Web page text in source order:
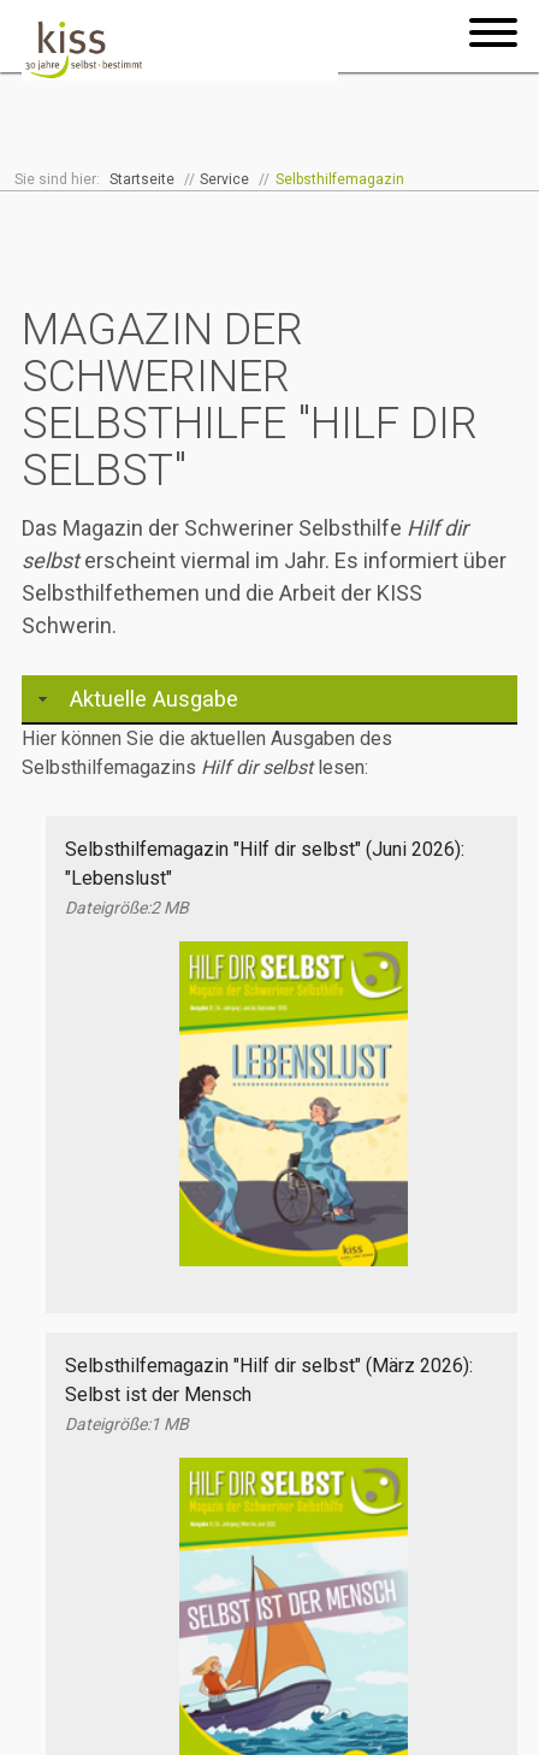
Sie sind hier: Startseite // Service // Selbsthilfemagazin
MAGAZIN DER
SCHWERINER
SELBSTHILFE "HILF DIR
SELBST"
Das Magazin der Schweriner Selbsthilfe Hilf dir
selbsterscheint viermal im Jahr. Es informiert über
Selbsthilfethemen und die Arbeit der KISS
Schwerin.
Aktuelle Ausgabe
Hier können Sie die aktuellen Ausgaben des
Selbsthilfemagazins Hilf dir selbstlesen:
Selbsthilfemagazin "Hilf dir selbst" (Juni 2026):
"Lebenslust"
2 MB
Selbsthilfemagazin "Hilf dir selbst" (März 2026):
Selbst ist der Mensch
1 MB